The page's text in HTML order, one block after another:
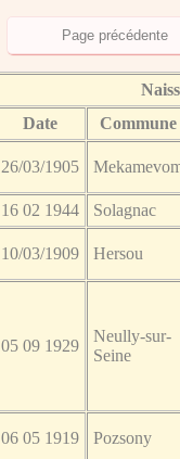
Date
Commune
26/03/1905
16 02 1944 Solagnac
10/03/1909 Hersou
05 09 1929
Neully-sur-
Seine
06 05 1919 Pozsony